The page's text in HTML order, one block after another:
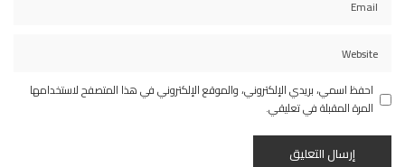
احفظ اسمي، بريدي الإلكتروني، والموقع الإلكتروني في هذا المتصفح لاستخدامها
المرة المقبلة في تعليقي.